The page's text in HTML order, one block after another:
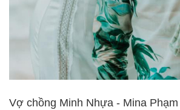
Vợ chồng Minh Nhựa - Mina Phạm